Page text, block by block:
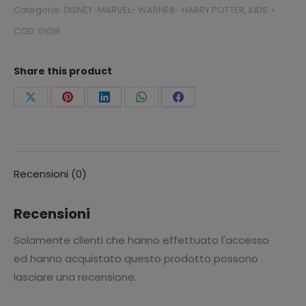
Categorie: DISNEY-MARVEL- WARNER- HARRY POTTER, KIDS
COD: 01018
Share this product
CondividiCondividiCondividiCondividiCondividi
Recensioni (0)
Recensioni
Solamente clienti che hanno effettuato l'accesso
ed hanno acquistato questo prodotto possono
lasciare una recensione.